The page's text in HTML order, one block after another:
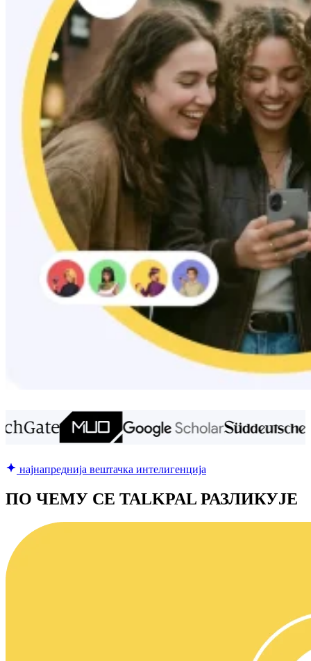
најнапреднија вештачка интелигенција
ПО ЧЕМУ СЕ TALKPAL РАЗЛИКУЈЕ